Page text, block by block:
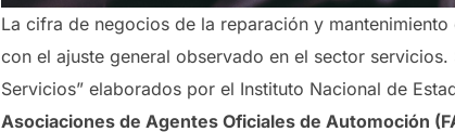
La cifra de negocios de la reparación y
con el ajuste general observado en el sector
Servicios” elaborados por el Instituto Nacional de
Asociaciones de Agentes Oficiales de Automoción